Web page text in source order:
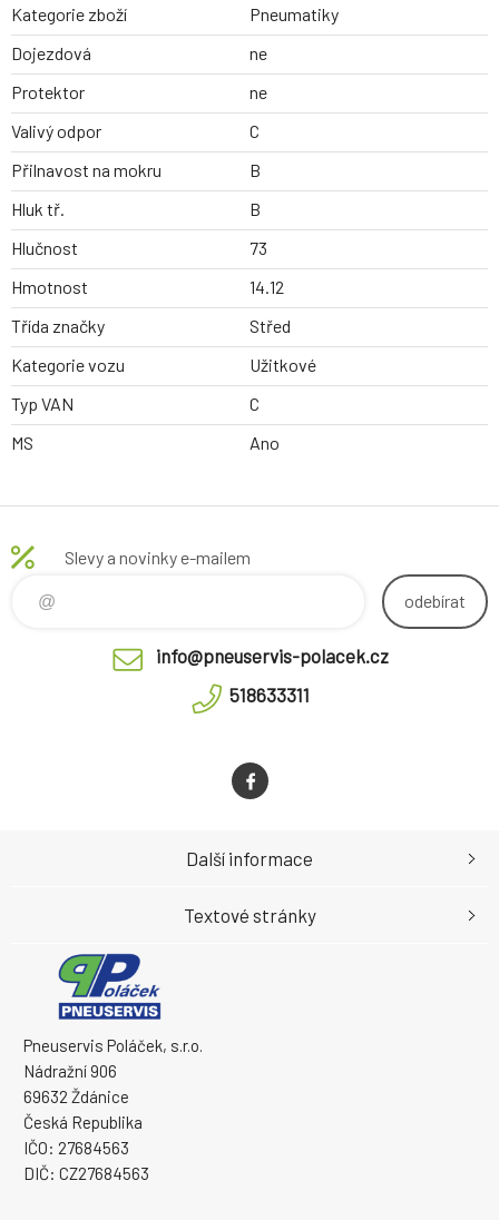
Kategorie zboží
Pneumatiky
Dojezdová
ne
Protektor
ne
Valivý odpor
C
Přilnavost na mokru
B
Hluk tř.
B
Hlučnost
73
Hmotnost
14.12
Třída značky
Střed
Kategorie vozu
Užitkové
Typ VAN
C
MS
Ano
Slevy a novinky e-mailem
odebírat
info@pneuservis-polacek.cz
518633311
Pneuservis Poláček, s.r.o.
Nádražní 906
69632 Ždánice
Česká Republika
IČO: 27684563
DIČ: CZ27684563
Další informace
Textové stránky